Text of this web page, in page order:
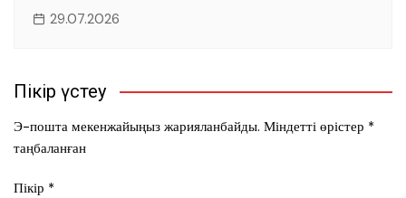
29.07.2026
Пікір үстеу
Э-пошта мекенжайыңыз жарияланбайды. Міндетті өрістер *
таңбаланған
Пікір *